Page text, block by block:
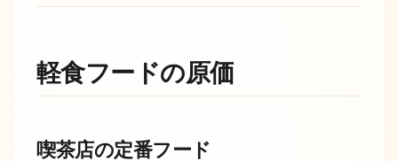
軽食フードの原価
喫茶店の定番フード